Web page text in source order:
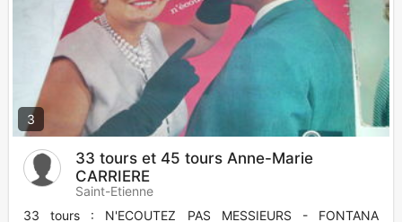
3
33 tours et 45 tours Anne-Marie
CARRIERE
Saint-Etienne
33 tours : N'ECOUTEZ PAS MESSIEURS - FONTANA